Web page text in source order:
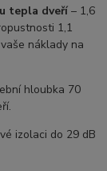
tepla dveří –⁠ 1,6
1,1
náklady na
hloubka 70
izolaci do 29 dB